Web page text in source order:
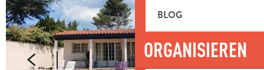
BLOG
ORGANISIEREN